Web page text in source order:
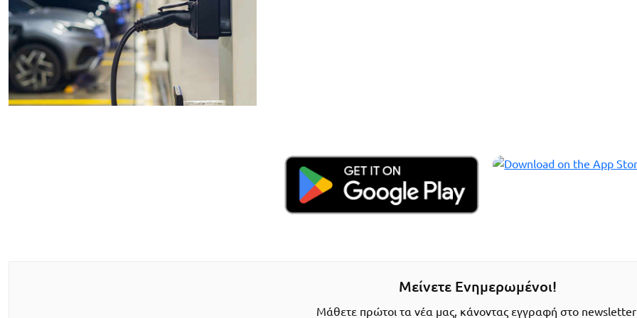
Μείνετε Ενημερωμένοι!
Μάθετε πρώτοι τα νέα μας, κάνοντας εγγραφή στο